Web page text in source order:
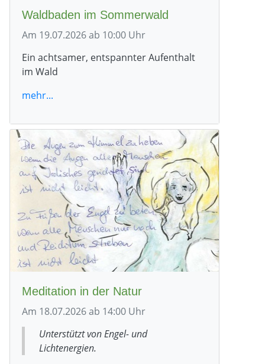
Waldbaden im Sommerwald
Am 19.07.2026 ab 10:00 Uhr
Ein achtsamer, entspannter Aufenthalt
im Wald
mehr...
Meditation in der Natur
Am 18.07.2026 ab 14:00 Uhr
Unterstützt von Engel- und
Lichtenergien.